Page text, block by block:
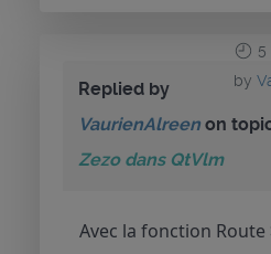
5
by
Replied by
VaurienAlreen on
Zezo dans QtVlm
Avec la fonction